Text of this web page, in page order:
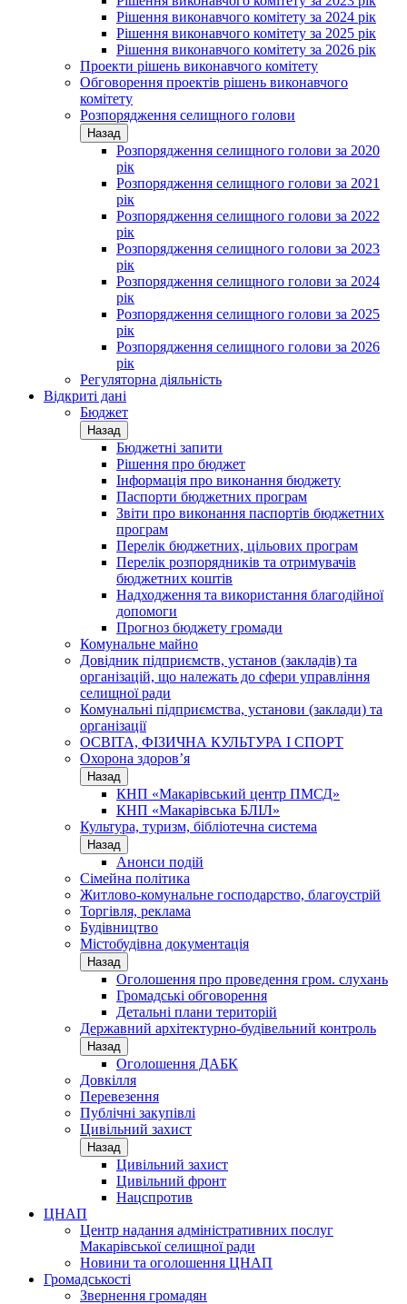
Рішення виконавчого комітету за 2024 рік
Рішення виконавчого комітету за 2025 рік
Рішення виконавчого комітету за 2026 рік
Проекти рішень виконавчого комітету
Обговорення проектів рішень виконавчого
комітету
Розпорядження селищного голови
Назад
Розпорядження селищного голови за 2020
рік
Розпорядження селищного голови за 2021
рік
Розпорядження селищного голови за 2022
рік
Розпорядження селищного голови за 2023
рік
Розпорядження селищного голови за 2024
рік
Розпорядження селищного голови за 2025
рік
Розпорядження селищного голови за 2026
рік
Регуляторна діяльність
Відкриті дані
Бюджет
Назад
Бюджетні запити
Рішення про бюджет
Інформація про виконання бюджету
Паспорти бюджетних програм
Звіти про виконання паспортів бюджетних
програм
Перелік бюджетних, цільових програм
Перелік розпорядників та отримувачів
бюджетних коштів
Надходження та використання благодійної
допомоги
Прогноз бюджету громади
Комунальне майно
Довідник підприємств, установ (закладів) та
організацій, що належать до сфери управління
селищної ради
Комунальні підприємства, установи (заклади) та
організації
ОСВІТА, ФІЗИЧНА КУЛЬТУРА І СПОРТ
Охорона здоров’я
Назад
КНП «Макарівський центр ПМСД»
КНП «Макарівська БЛІЛ»
Культура, туризм, бібліотечна система
Назад
Анонси подій
Сімейна політика
Житлово-комунальне господарство, благоустрій
Торгівля, реклама
Будівництво
Містобудівна документація
Назад
Оголошення про проведення гром. слухань
Громадські обговорення
Детальні плани територій
Державний архітектурно-будівельний контроль
Назад
Оголошення ДАБК
Довкілля
Перевезення
Публічні закупівлі
Цивільний захист
Назад
Цивільний захист
Цивільний фронт
Нацспротив
ЦНАП
Центр надання адміністративних послуг
Макарівської селищної ради
Новини та оголошення ЦНАП
Громадськості
Звернення громадян